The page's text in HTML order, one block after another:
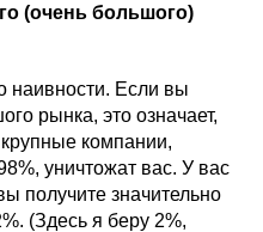
(очень большого)
наивности. Если вы
рынка, это означает,
компании,
уничтожат вас. У вас
получите значительно
(Здесь я беру 2%,